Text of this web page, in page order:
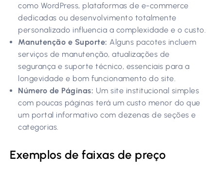
como WordPress, plataformas de e-commerce
dedicadas ou desenvolvimento totalmente
personalizado influencia a complexidade e o custo.
Manutenção e Suporte: Alguns pacotes incluem
serviços de manutenção, atualizações de
segurança e suporte técnico, essenciais para a
longevidade e bom funcionamento do site.
Número de Páginas: Um site institucional simples
com poucas páginas terá um custo menor do que
um portal informativo com dezenas de seções e
categorias.
Exemplos de faixas de preço